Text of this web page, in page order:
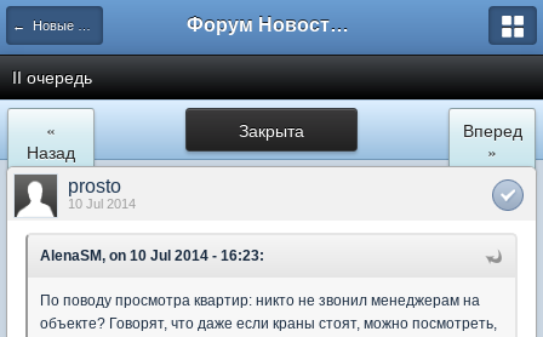
← Новые Водники Форум Новостройки
II очередь
Закрыта
«
Назад
Вперед
»
prosto
10 Jul 2014
AlenaSM, on 10 Jul 2014 - 16:23:
По поводу просмотра квартир: никто не звонил менеджерам на
объекте? Говорят, что даже если краны стоят, можно посмотреть,